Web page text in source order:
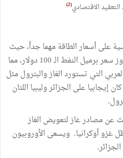
الاقتصادي(2)
على أسعار الطاقة مهما جداً، حيث
ارتفعت الأسعار بشكل كبير وتجاوز سعر برميل النفط الـ 100 دولار، مما
التي تستورد الغاز والبترول مثل
إيجابيا على الجزائر وليبيا اللتان
عن مصادر غاز لتعويض الغاز
غزو أوكرانيا. ويسعى الأوروبيون